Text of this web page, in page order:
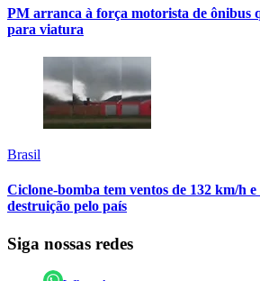
PM arranca à força motorista de ônibus
para viatura
Brasil
Ciclone-bomba tem ventos de 132 km/h
destruição pelo país
Siga nossas redes